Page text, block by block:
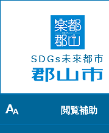
で
す
。
ば
し
て
閲覧補助